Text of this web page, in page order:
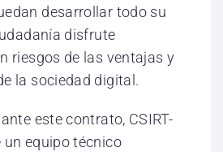
desarrollar todo su
disfrute
riesgos de las ventajas y
la sociedad digital.
este contrato, CSIRT-
un equipo técnico